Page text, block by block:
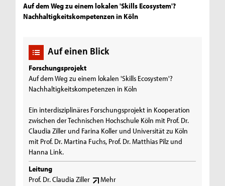
Auf dem Weg zu einem lokalen 'Skills Ecosystem'?
Nachhaltigkeitskompetenzen in Köln
Auf einen Blick
Forschungsprojekt
Auf dem Weg zu einem lokalen 'Skills Ecosystem'?
Nachhaltigkeitskompetenzen in Köln
Ein interdisziplinäres Forschungsprojekt in Kooperation
zwischen der Technischen Hochschule Köln mit Prof. Dr.
Claudia Ziller und Farina Koller und Universität zu Köln
mit Prof. Dr. Martina Fuchs, Prof. Dr. Matthias Pilz und
Hanna Link.
Leitung
Prof. Dr. Claudia Ziller
Mehr